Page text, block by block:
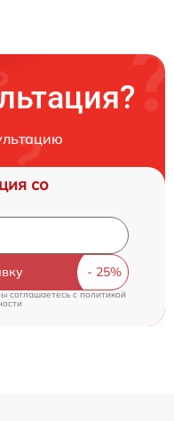
со
соглашаетесь cполитикой